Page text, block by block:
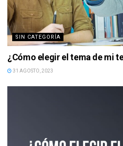
SIN CATEGORÍA
¿Cómo elegir el tema de mi
31 AGOSTO, 2023